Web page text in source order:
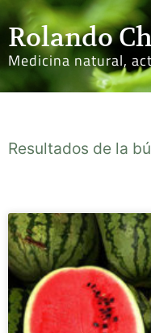
Rolando
Medicina natural,
Resultados de la